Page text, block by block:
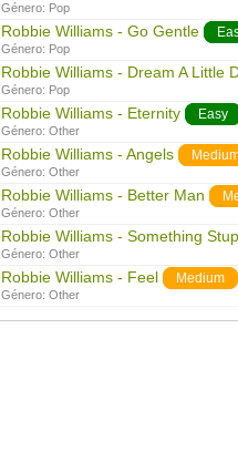
Género: Pop
Robbie Williams - Go Gentle
Género: Pop
Robbie Williams - Dream A Little
Género: Pop
Robbie Williams - Eternity Easy
Género: Other
Robbie Williams - Angels
Género: Other
Robbie Williams - Better Man
Género: Other
Robbie Williams - Something
Género: Other
Robbie Williams - Feel Medium
Género: Other